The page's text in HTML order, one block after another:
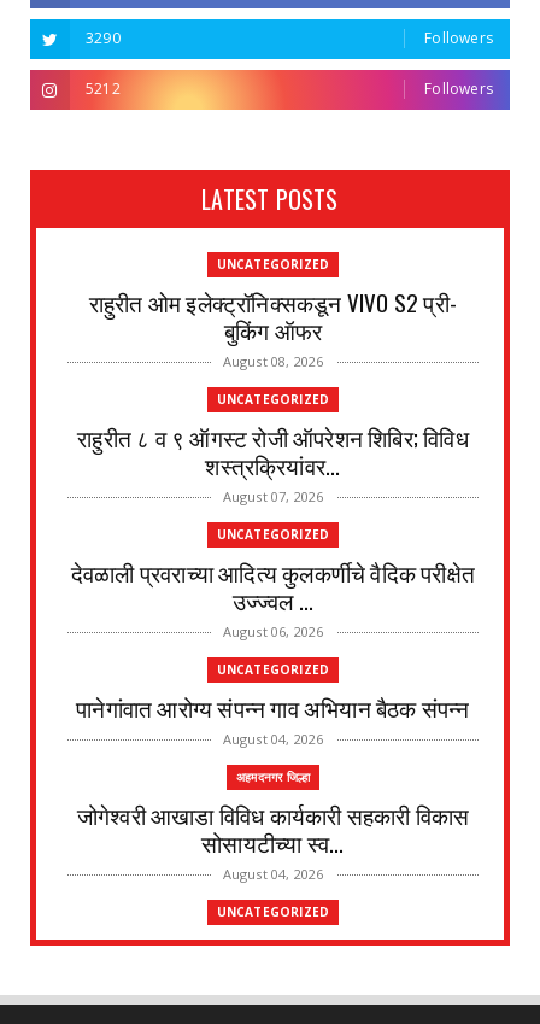
3290 Followers
5212 Followers
LATEST POSTS
UNCATEGORIZED
राहुरीत ओम इलेक्ट्रॉनिक्सकडून VIVO S2 प्री-
बुकिंग ऑफर
August 08, 2026
UNCATEGORIZED
राहुरीत ८ व ९ ऑगस्ट रोजी ऑपरेशन शिबिर; विविध
शस्त्रक्रियांवर...
August 07, 2026
UNCATEGORIZED
देवळाली प्रवराच्या आदित्य कुलकर्णीचे वैदिक परीक्षेत
उज्ज्वल ...
August 06, 2026
UNCATEGORIZED
पानेगांवात आरोग्य संपन्न गाव अभियान बैठक संपन्न
August 04, 2026
अहमदनगर जिल्हा
जोगेश्वरी आखाडा विविध कार्यकारी सहकारी विकास
सोसायटीच्या स्व...
August 04, 2026
UNCATEGORIZED
देवळाली प्रवराच्या शेटेवाडी येथील विठ्ठल खांदे यांचे
August 04, 2026